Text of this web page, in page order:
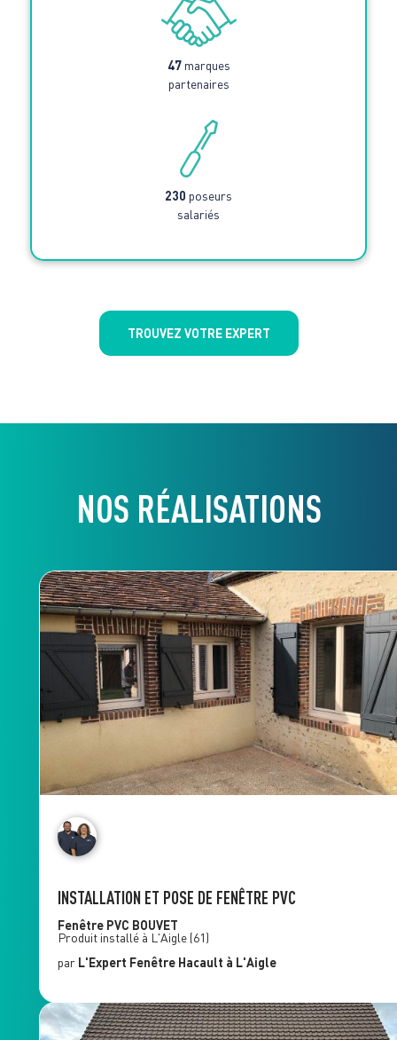
47marques
partenaires
230 poseurs
salariés
TROUVEZ VOTRE EXPERT
NOS RÉALISATIONS
INSTALLATION ET POSE DE FENÊTRE PVC
Fenêtre PVC BOUVET
Produit installé à L'Aigle (61)
par L'Expert Fenêtre Hacault à L'Aigle